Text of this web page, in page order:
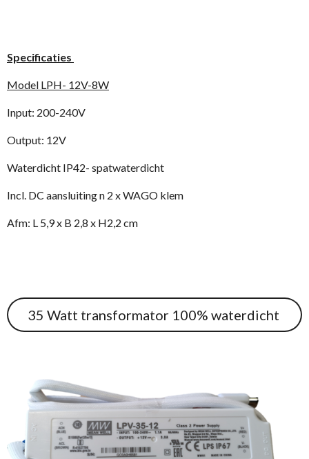
Specificaties
Model LPH- 12V-8W
Input: 200-240V
Output: 12V
Waterdicht IP42- spatwaterdicht
Incl. DC aansluiting n 2 x WAGO klem
Afm: L 5,9 x B 2,8 x H2,2 cm
35 Watt transformator 100% waterdicht